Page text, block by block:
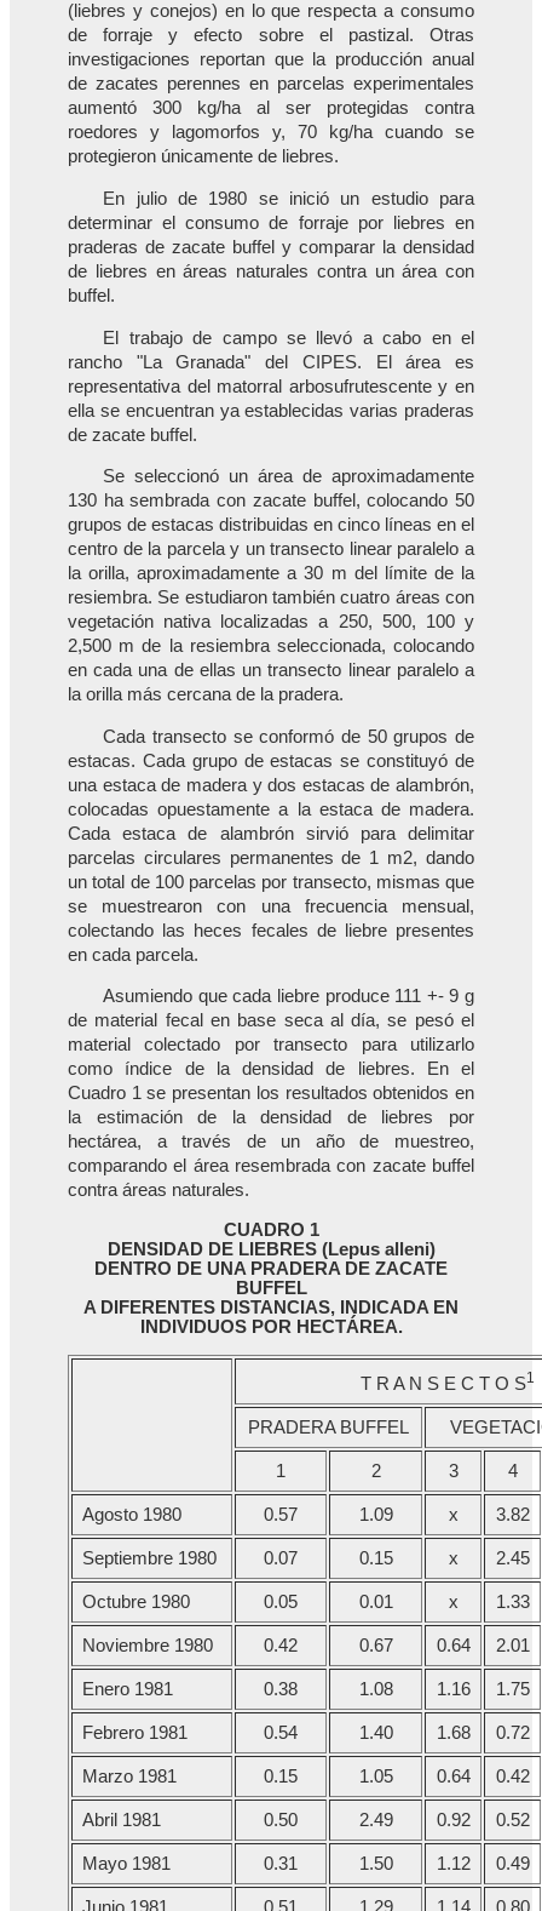
(liebres y conejos) en lo que respecta a consumo
de forraje y efecto sobre el pastizal. Otras
investigaciones reportan que la producción anual
de zacates perennes en parcelas experimentales
aumentó 300 kg/ha al ser protegidas contra
roedores y lagomorfos y, 70 kg/ha cuando se
protegieron únicamente de liebres.
En julio de 1980 se inició un estudio para
determinar el consumo de forraje por liebres en
praderas de zacate buffel y comparar la densidad
de liebres en áreas naturales contra un área con
buffel.
El trabajo de campo se llevó a cabo en el
rancho "La Granada" del CIPES. El área es
representativa del matorral arbosufrutescente y en
ella se encuentran ya establecidas varias praderas
de zacate buffel.
Se seleccionó un área de aproximadamente
130 ha sembrada con zacate buffel, colocando 50
grupos de estacas distribuidas en cinco líneas en el
centro de la parcela y un transecto linear paralelo a
la orilla, aproximadamente a 30 m del límite de la
resiembra. Se estudiaron también cuatro áreas con
vegetación nativa localizadas a 250, 500, 100 y
2,500 m de la resiembra seleccionada, colocando
en cada una de ellas un transecto linear paralelo a
la orilla más cercana de la pradera.
Cada transecto se conformó de 50 grupos de
estacas. Cada grupo de estacas se constituyó de
una estaca de madera y dos estacas de alambrón,
colocadas opuestamente a la estaca de madera.
Cada estaca de alambrón sirvió para delimitar
parcelas circulares permanentes de 1 m2, dando
un total de 100 parcelas por transecto, mismas que
se muestrearon con una frecuencia mensual,
colectando las heces fecales de liebre presentes
en cada parcela.
Asumiendo que cada liebre produce 111 +- 9 g
de material fecal en base seca al día, se pesó el
material colectado por transecto para utilizarlo
como índice de la densidad de liebres. En el
Cuadro 1 se presentan los resultados obtenidos en
la estimación de la densidad de liebres por
hectárea, a través de un año de muestreo,
comparando el área resembrada con zacate buffel
contra áreas naturales.
CUADRO 1
DENSIDAD DE LIEBRES (Lepus alleni)
DENTRO DE UNA PRADERA DE ZACATE
BUFFEL
A DIFERENTES DISTANCIAS, INDICADA EN
INDIVIDUOS POR HECTÁREA.
T R A N S E C T O S1
PRADERA BUFFEL
1 2 3 4
Agosto 1980 0.57 1.09 x 3.82
Septiembre 1980 0.07 0.15 x 2.45
Octubre 1980 0.05 0.01 x 1.33
Noviembre 1980 0.42 0.67 0.64 2.01
Enero 1981 0.38 1.08 1.16 1.75
Febrero 1981 0.54 1.40 1.68 0.72
Marzo 1981 0.15 1.05 0.64 0.42
Abril 1981 0.50 2.49 0.92 0.52
Mayo 1981 0.31 1.50 1.12 0.49
Junio 1981 0.51 1.29 1.14 0.80